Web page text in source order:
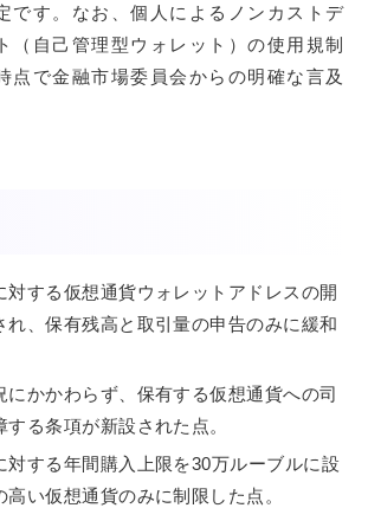
です。なお、個人によるノンカストデ
（自己管理型ウォレット）の使用規制
点で金融市場委員会からの明確な言及
対する仮想通貨ウォレットアドレスの開
れ、保有残高と取引量の申告のみに緩和
にかかわらず、保有する仮想通貨への司
る条項が新設された点。
対する年間購入上限を30万ルーブルに設
高い仮想通貨のみに制限した点。